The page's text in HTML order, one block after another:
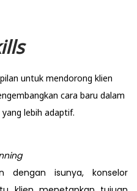
untuk mendorong klien
cara baru dalam
lebih adaptif.
dengan isunya, konselor